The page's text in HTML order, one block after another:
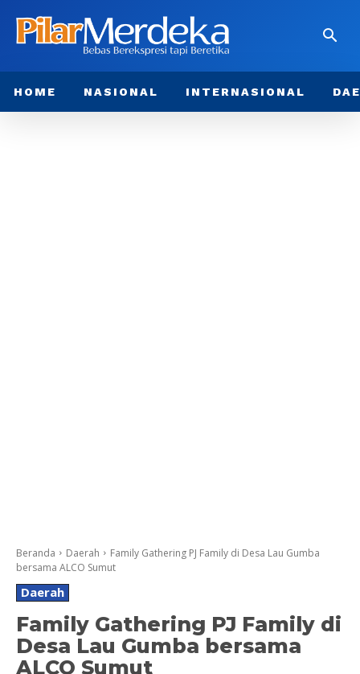
HOME NASIONAL INTERNASIONAL
Beranda Daerah
Family Gathering PJ Family di Desa Lau Gumba
bersama ALCO Sumut
Daerah
Family Gathering PJ Family di
Desa Lau Gumba bersama
ALCO Sumut